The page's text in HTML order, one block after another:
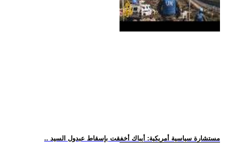
.. مستشارة سياسية أمريكية: أيباك أخفقت بإسقاط عبدول السيد